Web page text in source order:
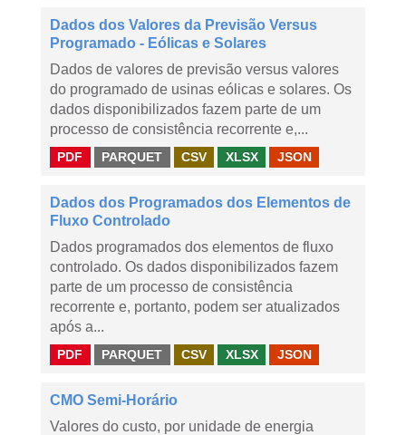
Dados dos Valores da Previsão Versus
Programado - Eólicas e Solares
Dados de valores de previsão versus valores
do programado de usinas eólicas e solares. Os
dados disponibilizados fazem parte de um
processo de consistência recorrente e,...
PDF PARQUET CSV XLSX JSON
Dados dos Programados dos Elementos de
Fluxo Controlado
Dados programados dos elementos de fluxo
controlado. Os dados disponibilizados fazem
parte de um processo de consistência
recorrente e, portanto, podem ser atualizados
após a...
PDF PARQUET CSV XLSX JSON
CMO Semi-Horário
Valores do custo, por unidade de energia